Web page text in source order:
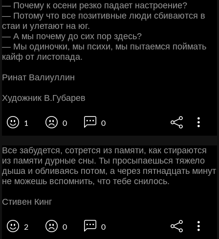
— Почему к осени резко падает настроение?
— Потому что все позитивные люди сбиваются в
стаи и улетают на юг.
— А мы почему до сих пор здесь?
— Мы одиночки, мы психи, мы пытаемся поймать
кайф от листопада.
Ринат Валиуллин
Художник В.Губарев
1 0 0
Все забудется, сотрется из памяти, как стираются
из памяти дурные сны. Ты просыпаешься тяжело
дыша и обливаясь потом, а через пятнадцать минут
не можешь вспомнить, что тебе снилось.
Стивен Кинг
2 0 0